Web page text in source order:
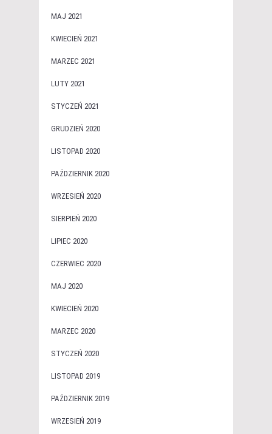
MAJ 2021
KWIECIEŃ 2021
MARZEC 2021
LUTY 2021
STYCZEŃ 2021
GRUDZIEŃ 2020
LISTOPAD 2020
PAŹDZIERNIK 2020
WRZESIEŃ 2020
SIERPIEŃ 2020
LIPIEC 2020
CZERWIEC 2020
MAJ 2020
KWIECIEŃ 2020
MARZEC 2020
STYCZEŃ 2020
LISTOPAD 2019
PAŹDZIERNIK 2019
WRZESIEŃ 2019